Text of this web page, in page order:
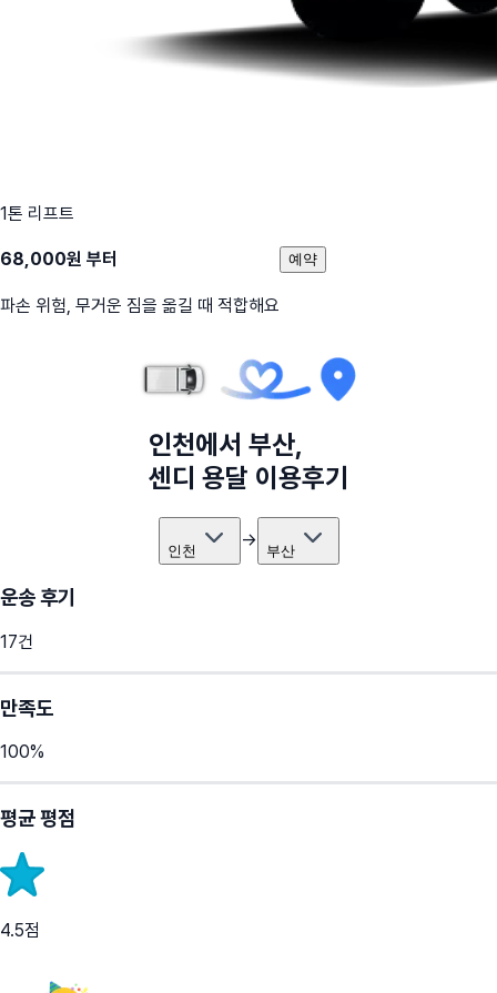
1톤 리프트
68,000원 부터
파손 위험, 무거운 짐을 옮길 때 적합해요
예약
인천에서 부산,
센디 용달 이용후기
인천 → 부산
운송 후기
17건
만족도
100%
평균 평점
4.5점